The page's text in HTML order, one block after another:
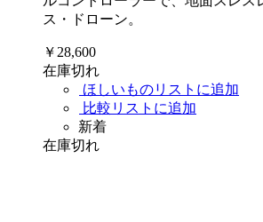
ス・ドローン。
￥28,600
在庫切れ
ほしいものリストに追加
比較リストに追加
新着
在庫切れ